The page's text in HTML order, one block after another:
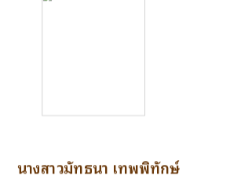
นางสาวมัทธนา เทพพิทักษ์